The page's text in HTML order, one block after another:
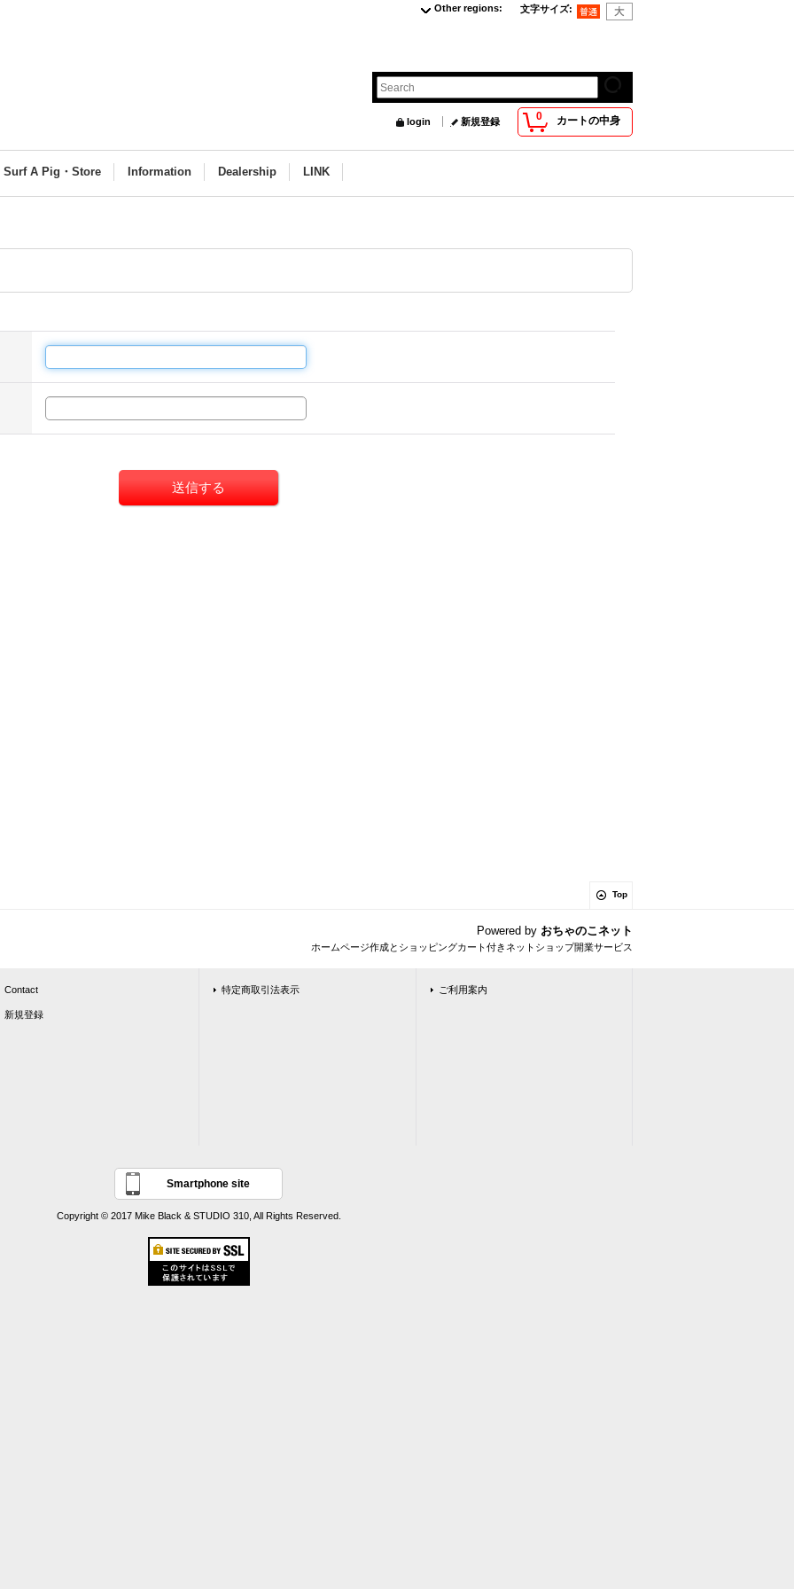
文字サイズ:
Other regions:
0 カートの中身
login 新規登録
Surf A Pig・Store Information Dealership LINK
Top
Powered by おちゃのこネット
ホームページ作成とショッピングカート付きネットショップ開業サービス
Contact
新規登録
特定商取引法表示 ご利用案内
Smartphone site
Copyright © 2017 Mike Black & STUDIO 310, All Rights Reserved.